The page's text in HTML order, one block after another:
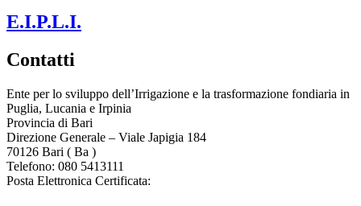
E.I.P.L.I.
Contatti
Ente per lo sviluppo dell’Irrigazione e la trasformazione fondiaria in
Puglia, Lucania e Irpinia
Provincia di Bari
Direzione Generale – Viale Japigia 184
70126 Bari ( Ba )
Telefono: 080 5413111
Posta Elettronica Certificata: